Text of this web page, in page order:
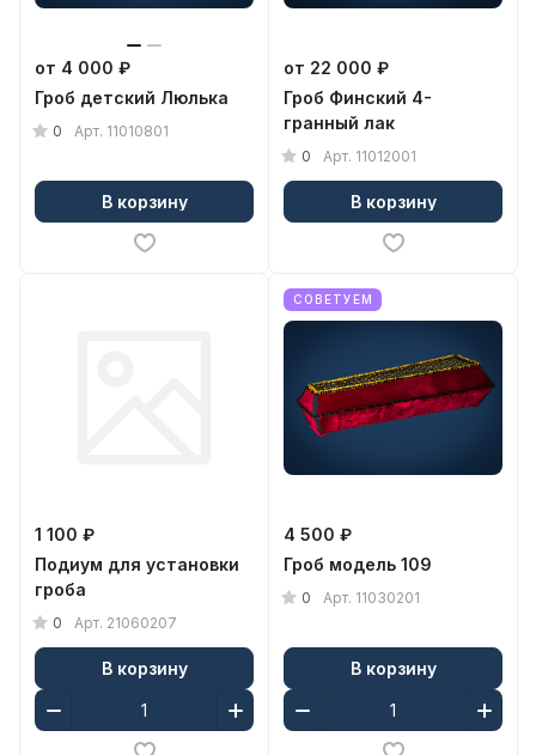
от 4 000 ₽
Гроб детский Люлька
0 Арт. 11010801
В корзину
от 22 000 ₽
Гроб Финский 4-
гранный лак
0 Арт. 11012001
В корзину
1 100 ₽
Подиум для установки
гроба
0 Арт. 21060207
В корзину
СОВЕТУЕМ
4 500 ₽
Гроб модель 109
0 Арт. 11030201
В корзину